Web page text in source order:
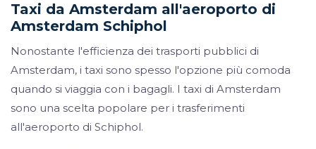
Taxi da Amsterdam all'aeroporto di
Amsterdam Schiphol
Nonostante l'efficienza dei trasporti pubblici di
Amsterdam, i taxi sono spesso l'opzione più comoda
quando si viaggia con i bagagli. I taxi di Amsterdam
sono una scelta popolare per i trasferimenti
all'aeroporto di Schiphol.